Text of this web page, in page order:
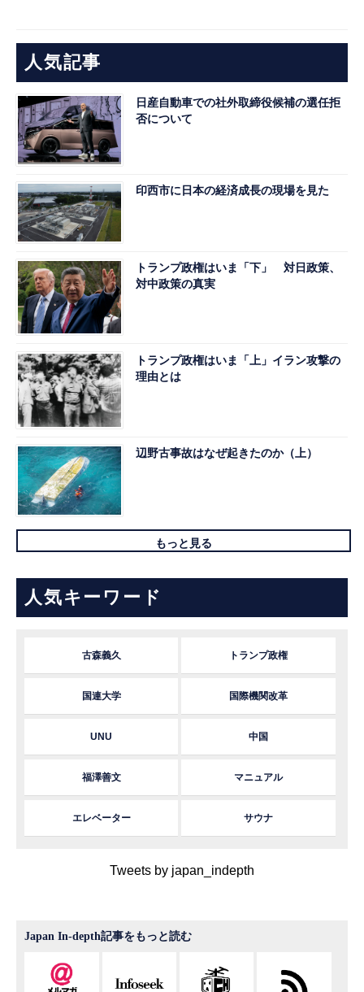
人気記事
日産自動車での社外取締役候補の選任拒
否について
印西市に日本の経済成長の現場を見た
トランプ政権はいま「下」 対日政策、
対中政策の真実
トランプ政権はいま「上」イラン攻撃の
理由とは
辺野古事故はなぜ起きたのか（上）
もっと見る
人気キーワード
古森義久 トランプ政権
国連大学 国際機関改革
UNU 中国
福澤善文 マニュアル
エレベーター サウナ
Tweets by japan_indepth
Japan In-depth記事をもっと読む